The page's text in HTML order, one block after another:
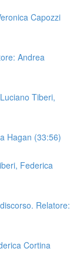
Capozzi
Andrea
Tiberi,
Hagan (33:56)
Federica
Relatore:
Cortina